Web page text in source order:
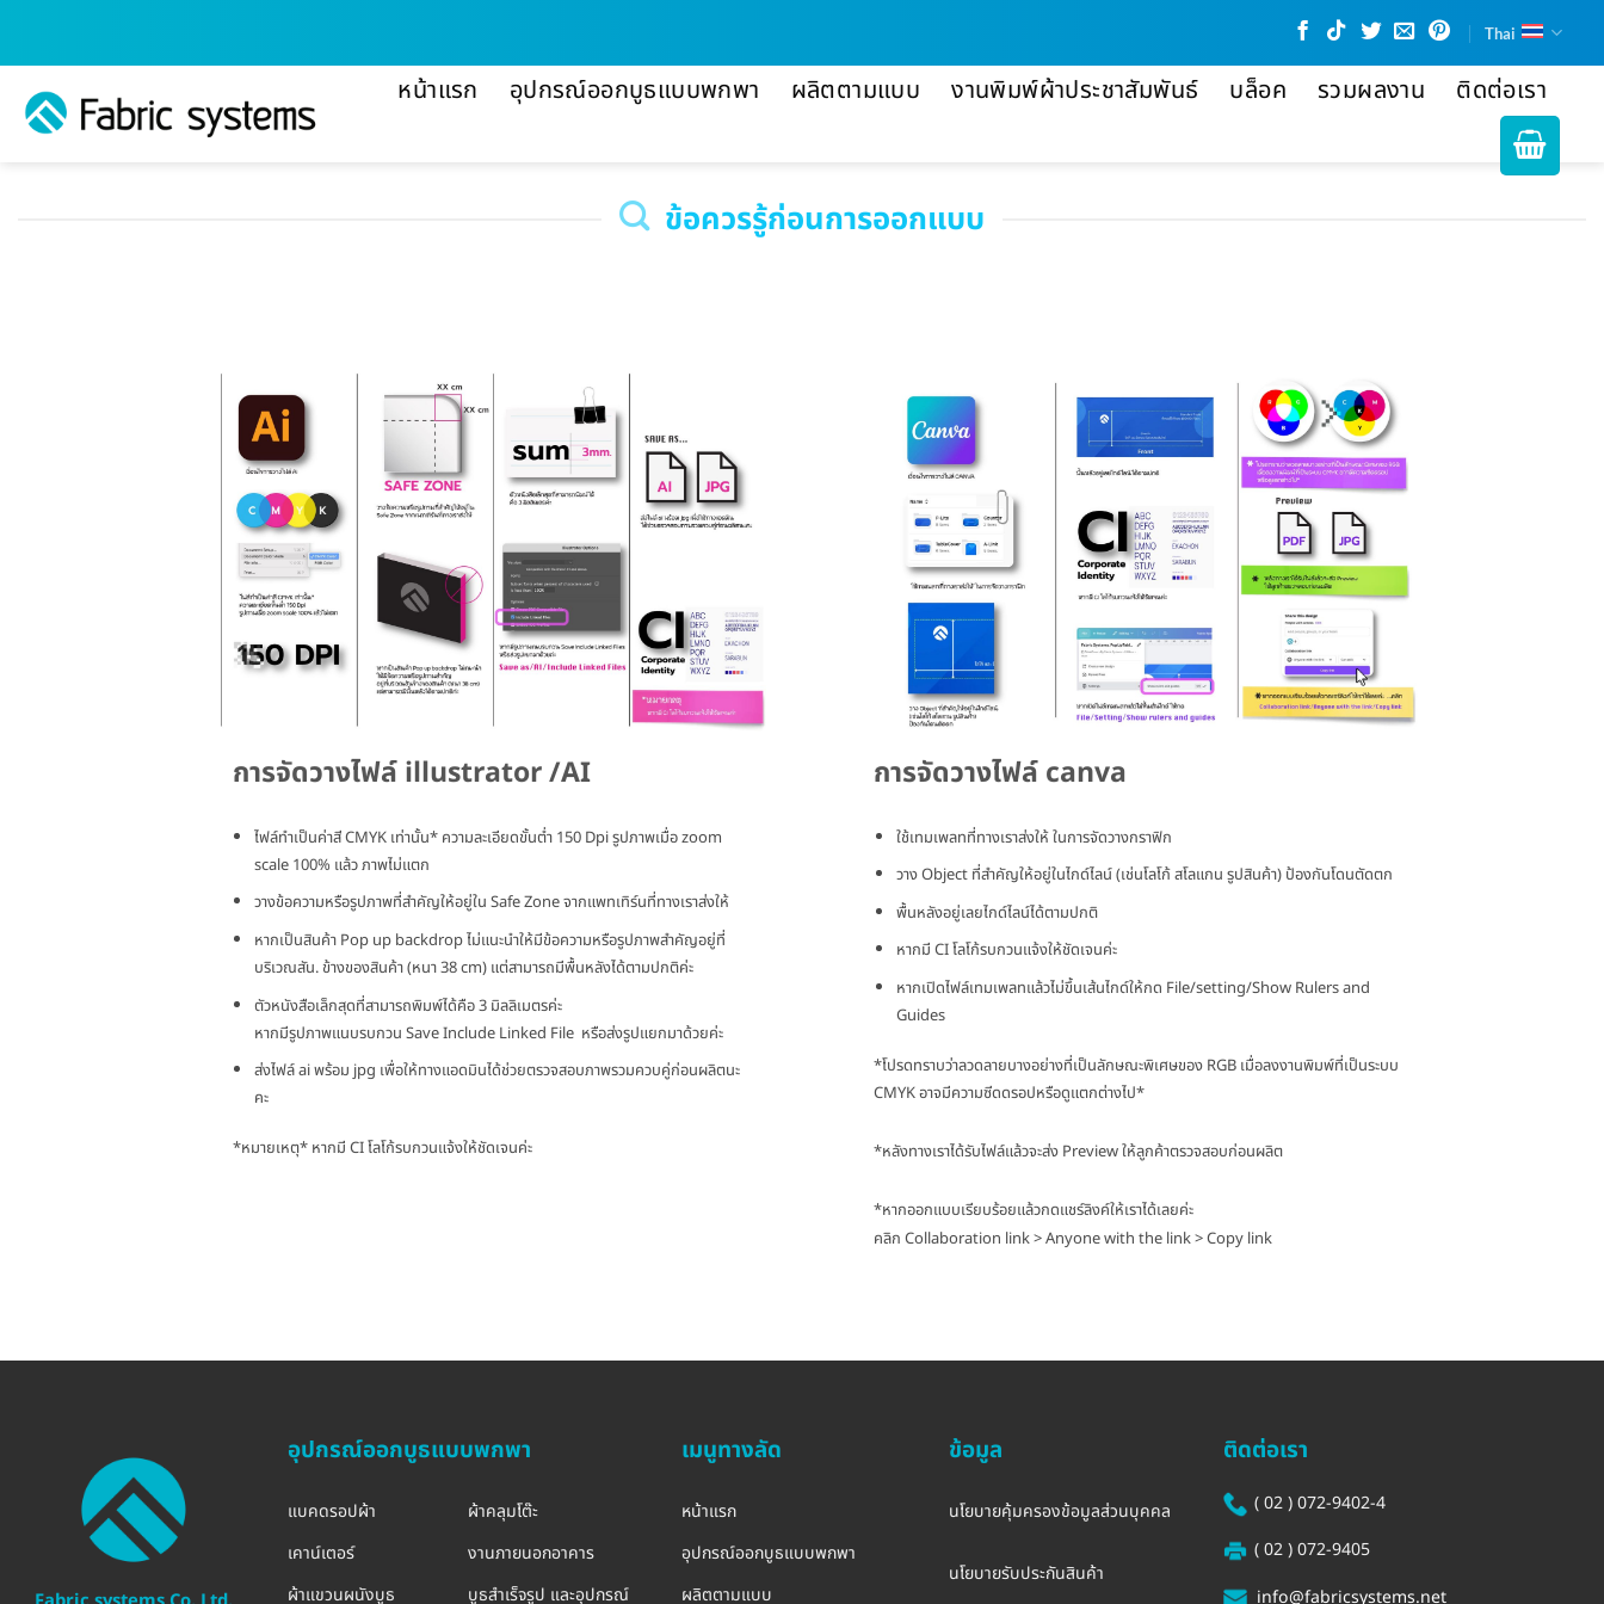
ยัง
เนื้อหา
Thai
หน้าแรก อุปกรณ์ออกบูธแบบพกพา ผลิตตามแบบ งานพิมพ์ผ้าประชาสัมพันธ์ บล็อค รวมผลงาน ติดต่อเรา
ข้อควรรู้ก่อนการออกแบบ
การจัดวางไฟล์ illustrator /AI
ไฟล์ทำเป็นค่าสี CMYK เท่านั้น* ความละเอียดขั้นต่ำ 150 Dpi รูปภาพเมื่อ zoom
scale 100% แล้ว ภาพไม่แตก
วางข้อความหรือรูปภาพที่สำคัญให้อยู่ใน Safe Zone จากแพทเทิร์นที่ทางเราส่งให้
หากเป็นสินค้า Pop up backdrop ไม่แนะนำให้มีข้อความหรือรูปภาพสำคัญอยู่ที่
บริเวณสัน. ข้างของสินค้า (หนา 38 cm) แต่สามารถมีพื้นหลังได้ตามปกติค่ะ
ตัวหนังสือเล็กสุดที่สามารถพิมพ์ได้คือ 3 มิลลิเมตรค่ะ
หากมีรูปภาพแนบรบกวน Save Include Linked File หรือส่งรูปแยกมาด้วยค่ะ
ส่งไฟล์ ai พร้อม jpg เพื่อให้ทางแอดมินได้ช่วยตรวจสอบภาพรวมควบคู่ก่อนผลิตนะ
คะ
*หมายเหตุ* หากมี CI โลโก้รบกวนแจ้งให้ชัดเจนค่ะ
การจัดวางไฟล์ canva
ใช้เทมเพลทที่ทางเราส่งให้ ในการจัดวางกราฟิก
วาง Object ที่สำคัญให้อยู่ในไกด์ไลน์ (เช่นโลโก้ สโลแกน รูปสินค้า) ป้องกันโดนตัดตก
พื้นหลังอยู่เลยไกด์ไลน์ได้ตามปกติ
หากมี CI โลโก้รบกวนแจ้งให้ชัดเจนค่ะ
หากเปิดไฟล์เทมเพลทแล้วไม่ขึ้นเส้นไกด์ให้กด File/setting/Show Rulers and
Guides
*โปรดทราบว่าลวดลายบางอย่างที่เป็นลักษณะพิเศษของ RGB เมื่อลงงานพิมพ์ที่เป็นระบบ
CMYK อาจมีความซีดดรอปหรือดูแตกต่างไป*
*หลังทางเราได้รับไฟล์แล้วจะส่ง Preview ให้ลูกค้าตรวจสอบก่อนผลิต
*หากออกแบบเรียบร้อยแล้วกดแชร์ลิงค์ให้เราได้เลยค่ะ
คลิก Collaboration link > Anyone with the link > Copy link
อุปกรณ์ออกบูธแบบพกพา
แบคดรอปผ้า
เคาน์เตอร์
ผ้าแขวนผนังบูธ
ผ้าคลุมโต๊ะ
งานภายนอกอาคาร
บูธสำเร็จรูป และอุปกรณ์
เมนูทางลัด
หน้าแรก
อุปกรณ์ออกบูธแบบพกพา
ผลิตตามแบบ
ข้อมูล
นโยบายคุ้มครองข้อมูลส่วนบุคคล
นโยบายรับประกันสินค้า
ติดต่อเรา
( 02 ) 072-9402-4
( 02 ) 072-9405
info@fabricsystems.net